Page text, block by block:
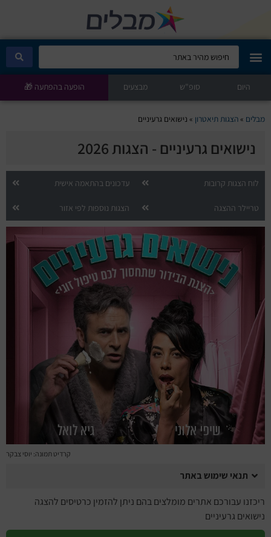
מבלים קלאב
הופעות היום
סטנדאפ
הצגות ילדים
הופעות חיות
הצגות תיאטרון
מחזות זמר
מחול ובלט
קונצרטים
הרצאות
סרטים
חופשה והופעה
היום סופ"ש מבצעים הופעה בהפתעה 🎁
מבלים »הצגות תיאטרון » נישואים גרעיניים
נישואים גרעיניים - הצגות 2026
לוח הצגות קרובות עדכונים בהתאמה אישית
טריילר ההצגה הצגות נוספות לפי אזור
קרדיט תמונה: יוסי צבקר
תנאי שימוש באתר
ריכזנו עבורכם אתרים מומלצים בהם ניתן להזמין כרטיסים להצגה
נישואים גרעיניים